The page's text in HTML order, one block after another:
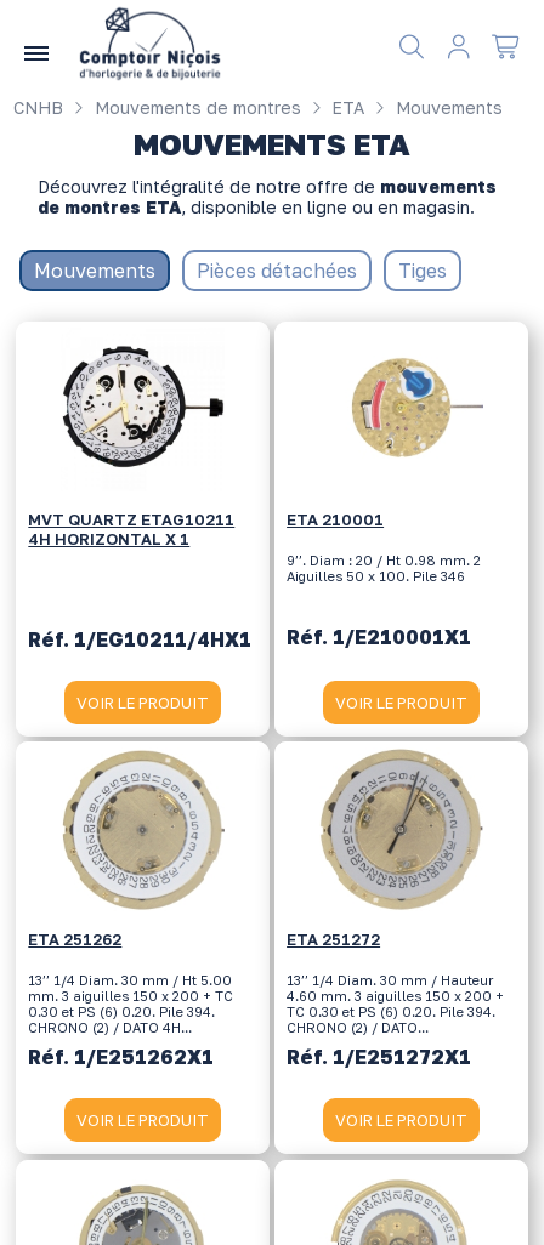
CNHB Mouvements de montres ETA Mouvements
MOUVEMENTS ETA
Découvrez l'intégralité de notre offre de mouvements
de montres ETA, disponible en ligne ou en magasin.
Mouvements Pièces détachées Tiges
MVT QUARTZ ETAG10211
4H HORIZONTAL X 1
Réf. 1/EG10211/4HX1
VOIR LE PRODUIT
ETA 210001
9’’. Diam : 20 / Ht 0.98 mm. 2
Aiguilles 50 x 100. Pile 346
Réf. 1/E210001X1
VOIR LE PRODUIT
ETA 251262
13’’ 1/4 Diam. 30 mm / Ht 5.00
mm. 3 aiguilles 150 x 200 + TC
0.30 et PS (6) 0.20. Pile 394.
CHRONO (2) / DATO 4H...
Réf. 1/E251262X1
VOIR LE PRODUIT
ETA 251272
13’’ 1/4 Diam. 30 mm / Hauteur
4.60 mm. 3 aiguilles 150 x 200 +
TC 0.30 et PS (6) 0.20. Pile 394.
CHRONO (2) / DATO...
Réf. 1/E251272X1
VOIR LE PRODUIT
Gérer les préférences en matière de cookies